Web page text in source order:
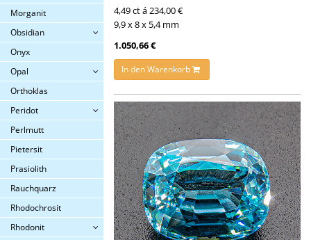
Morganit
Obsidian
Onyx
Opal
Orthoklas
Peridot
Perlmutt
Pietersit
Prasiolith
Rauchquarz
Rhodochrosit
Rhodonit
4,49 ct á 234,00 €
9,9 x 8 x 5,4 mm
1.050,66 €
In den Warenkorb